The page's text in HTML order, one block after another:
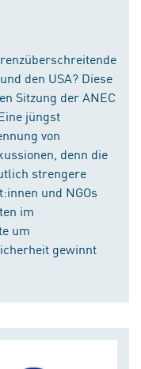
den USA? Diese
Sitzung der ANEC
jüngst
von
denn die
strengere
und NGOs
im
um
gewinnt